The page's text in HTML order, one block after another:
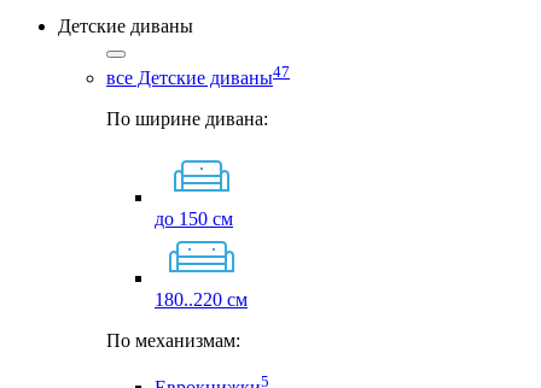
Детские диваны
все Детские диваны47
По ширине дивана:
до 150 см
180..220 см
По механизмам:
5